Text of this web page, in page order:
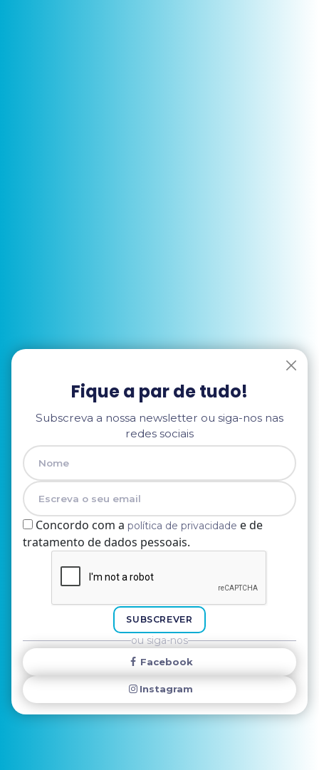
Fique a par de tudo!
Subscreva a nossa newsletter ou siga-nos nas
redes sociais
Nome
E-mail
Concordo com a política de privacidade e de
tratamento de dados pessoais.
SUBSCREVER
ou siga-nos
Facebook
Instagram